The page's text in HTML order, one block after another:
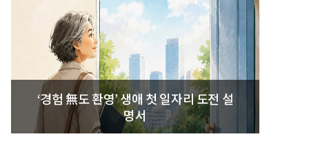
‘경험 無도 환영’ 생애 첫 일자리 도전 설
명서